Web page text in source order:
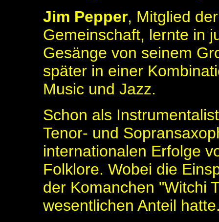
Jim Pepper, Mitglied
Gemeinschaft, lernte in
Gesänge von seinem
später in einer
Music und Jazz.
Schon als
Tenor- und
internationalen Erfolge
Folklore. Wobei die
der Komanchen "Witchi
wesentlichen Anteil